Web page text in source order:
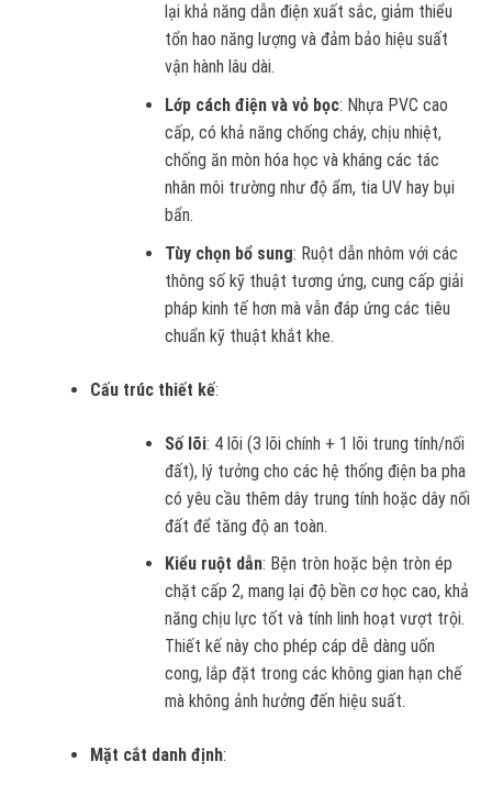
lại khả năng dẫn điện xuất sắc, giảm thiểu
tổn hao năng lượng và đảm bảo hiệu suất
vận hành lâu dài.
Lớp cách điện và vỏ bọc: Nhựa PVC cao
cấp, có khả năng chống cháy, chịu nhiệt,
chống ăn mòn hóa học và kháng các tác
nhân môi trường như độ ẩm, tia UV hay bụi
bẩn.
Tùy chọn bổ sung: Ruột dẫn nhôm với các
thông số kỹ thuật tương ứng, cung cấp giải
pháp kinh tế hơn mà vẫn đáp ứng các tiêu
chuẩn kỹ thuật khắt khe.
Cấu trúc thiết kế:
Số lõi: 4 lõi (3 lõi chính + 1 lõi trung tính/nối
đất), lý tưởng cho các hệ thống điện ba pha
có yêu cầu thêm dây trung tính hoặc dây nối
đất để tăng độ an toàn.
Kiểu ruột dẫn: Bện tròn hoặc bện tròn ép
chặt cấp 2, mang lại độ bền cơ học cao, khả
năng chịu lực tốt và tính linh hoạt vượt trội.
Thiết kế này cho phép cáp dễ dàng uốn
cong, lắp đặt trong các không gian hạn chế
mà không ảnh hưởng đến hiệu suất.
Mặt cắt danh định: